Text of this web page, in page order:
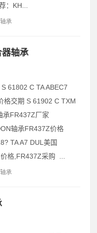
：KH...
承
轴承
61802 C TA ABEC7
格交期 S 61902 C TXM
承FR437Z厂家
轴承FR437Z价格
TA A7 DUL美国
格,FR437Z采购 ...
承